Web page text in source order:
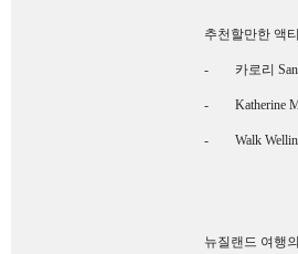
추천할만한 액
- 카로리
- Katherine
- Walk
뉴질랜드 여행